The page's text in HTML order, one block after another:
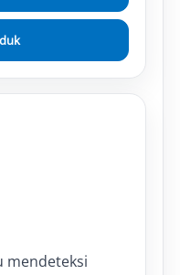
mendeteksi